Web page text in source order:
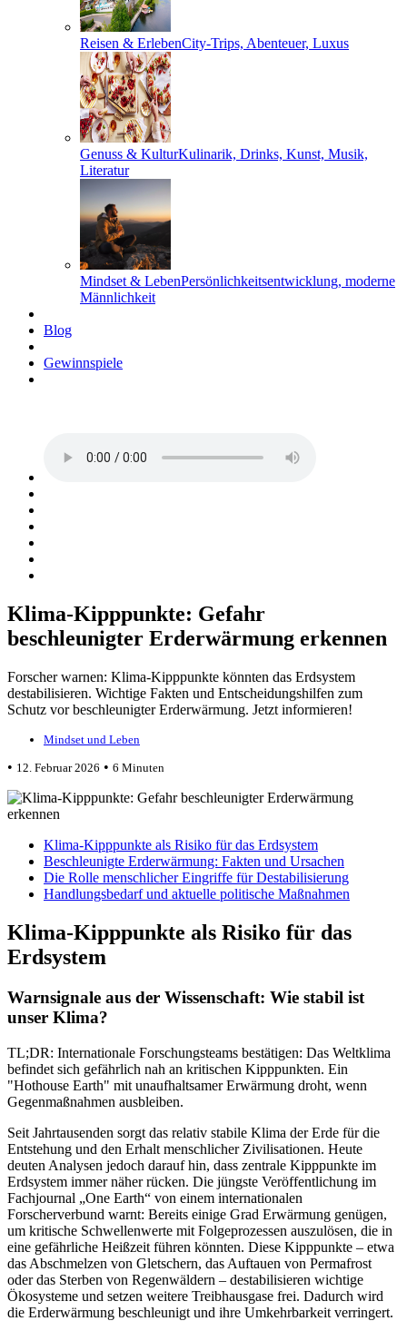
Reisen & ErlebenCity-Trips, Abenteuer, Luxus
Genuss & KulturKulinarik, Drinks, Kunst, Musik,
Literatur
Mindset & LebenPersönlichkeitsentwicklung, moderne
Männlichkeit
Blog
Gewinnspiele
Klima-Kipppunkte: Gefahr
beschleunigter Erderwärmung erkennen
Forscher warnen: Klima-Kipppunkte könnten das Erdsystem
destabilisieren. Wichtige Fakten und Entscheidungshilfen zum
Schutz vor beschleunigter Erderwärmung. Jetzt informieren!
Mindset und Leben
• 12. Februar 2026 • 6 Minuten
Klima-Kipppunkte als Risiko für das Erdsystem
Beschleunigte Erderwärmung: Fakten und Ursachen
Die Rolle menschlicher Eingriffe für Destabilisierung
Handlungsbedarf und aktuelle politische Maßnahmen
Klima-Kipppunkte als Risiko für das
Erdsystem
Warnsignale aus der Wissenschaft: Wie stabil ist
unser Klima?
TL;DR: Internationale Forschungsteams bestätigen: Das Weltklima
befindet sich gefährlich nah an kritischen Kipppunkten. Ein
"Hothouse Earth" mit unaufhaltsamer Erwärmung droht, wenn
Gegenmaßnahmen ausbleiben.
Seit Jahrtausenden sorgt das relativ stabile Klima der Erde für die
Entstehung und den Erhalt menschlicher Zivilisationen. Heute
deuten Analysen jedoch darauf hin, dass zentrale Kipppunkte im
Erdsystem immer näher rücken. Die jüngste Veröffentlichung im
Fachjournal „One Earth“ von einem internationalen
Forscherverbund warnt: Bereits einige Grad Erwärmung genügen,
um kritische Schwellenwerte mit Folgeprozessen auszulösen, die in
eine gefährliche Heißzeit führen könnten. Diese Kipppunkte – etwa
das Abschmelzen von Gletschern, das Auftauen von Permafrost
oder das Sterben von Regenwäldern – destabilisieren wichtige
Ökosysteme und setzen weitere Treibhausgase frei. Dadurch wird
die Erderwärmung beschleunigt und ihre Umkehrbarkeit verringert.